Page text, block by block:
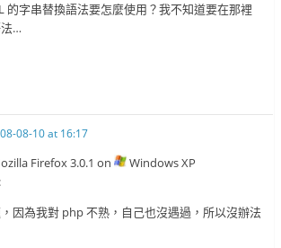
的字串替換語法要怎麼使用？我不知道要在那裡
…
08-10 at 16:17
Firefox 3.0.1 on
Windows XP
因為我對 php 不熟，自己也沒遇過，所以沒辦法